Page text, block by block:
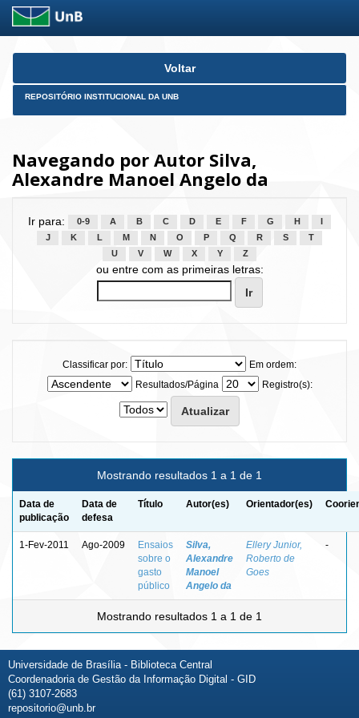
Skip
Voltar
REPOSITÓRIO INSTITUCIONAL DA UNB
Navegando por Autor Silva,
Alexandre Manoel Angelo da
Ir para: 0-9 A B C D E F G H
J
K L M N O P Q R S
T
U
V W X Y Z
ou entre com as primeiras letras:
Classificar por:
Em ordem:
Resultados/Página
Registro(s):
Mostrando resultados 1 a 1 de 1
Data de
publicação
Data de
defesa
Título Autor(es) Orientador(es)
1-Fev-2011 Ago-2009
Ensaios
sobre o
gasto
público
Silva,
Alexandre
Manoel
Angelo da
Ellery Junior,
Roberto de
Goes
-
Mostrando resultados 1 a 1 de 1
Universidade de Brasília - Biblioteca Central
Coordenadoria de Gestão da Informação Digital - GID
(61) 3107-2683
repositorio@unb.br